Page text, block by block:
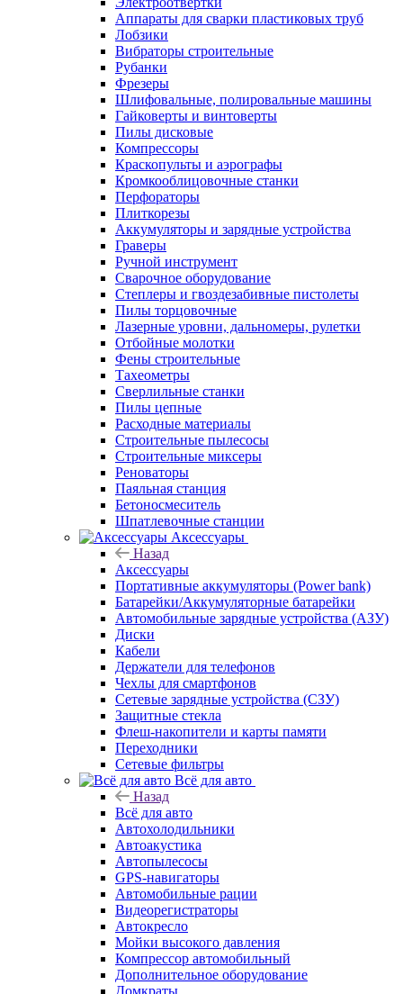
Аппараты для сварки пластиковых труб
Лобзики
Вибраторы строительные
Рубанки
Фрезеры
Шлифовальные, полировальные машины
Гайковерты и винтоверты
Пилы дисковые
Компрессоры
Краскопульты и аэрографы
Кромкооблицовочные станки
Перфораторы
Плиткорезы
Аккумуляторы и зарядные устройства
Граверы
Ручной инструмент
Сварочное оборудование
Степлеры и гвоздезабивные пистолеты
Пилы торцовочные
Лазерные уровни, дальномеры, рулетки
Отбойные молотки
Фены строительные
Тахеометры
Сверлильные станки
Пилы цепные
Расходные материалы
Строительные пылесосы
Строительные миксеры
Реноваторы
Паяльная станция
Бетоносмеситель
Шпатлевочные станции
Аксессуары
Назад
Аксессуары
Портативные аккумуляторы (Power bank)
Батарейки/Аккумуляторные батарейки
Автомобильные зарядные устройства (АЗУ)
Диски
Кабели
Держатели для телефонов
Чехлы для смартфонов
Сетевые зарядные устройства (СЗУ)
Защитные стекла
Флеш-накопители и карты памяти
Переходники
Сетевые фильтры
Всё для авто
Назад
Всё для авто
Автохолодильники
Автоакустика
Автопылесосы
GPS-навигаторы
Автомобильные рации
Видеорегистраторы
Автокресло
Мойки высокого давления
Компрессор автомобильный
Дополнительное оборудование
Домкраты